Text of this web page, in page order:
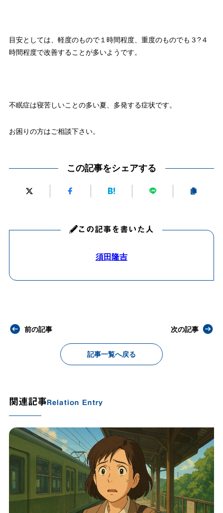
目安としては、軽度のもので１時間程度、重度のものでも３?４
時間程度で改善することが多いようです。
不眠症は寝苦しいことの多い夏、多発する症状です。
お困りの方はご相談下さい。
この記事をシェアする
この記事を書いた人
須田隆吉
前の記事
記事一覧へ戻る
次の記事
関連記事Relation Entry